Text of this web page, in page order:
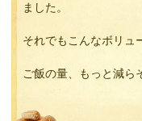
ました。
それでもこんなボリュ
ご飯の量、もっと減ら